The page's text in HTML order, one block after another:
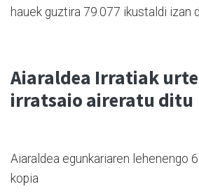
hauek guztira 79.077 ikustaldi izan
Aiaraldea Irratiak
irratsaio aireratu ditu
Aiaraldea egunkariaren lehenengo
kopia